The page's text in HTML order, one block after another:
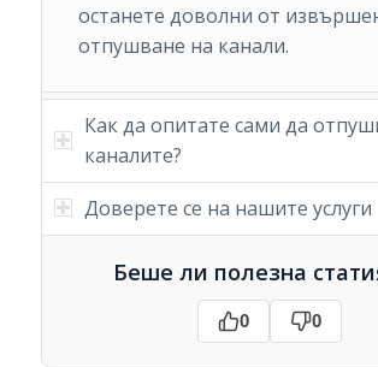
останете доволни от
отпушване на канали.
Как да опитате сами да
каналите?
Доверете се на нашите услуги
Беше ли полезна
0 0